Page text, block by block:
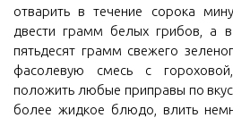
отварить в течение сорока
двести грамм белых грибов, а
пятьдесят грамм свежего
фасолевую смесь с
положить любые приправы по
более жидкое блюдо, влить